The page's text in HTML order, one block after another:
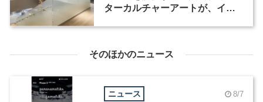
ターカルチャーアートが、イン
そのほかのニュース
ニュース 8/7